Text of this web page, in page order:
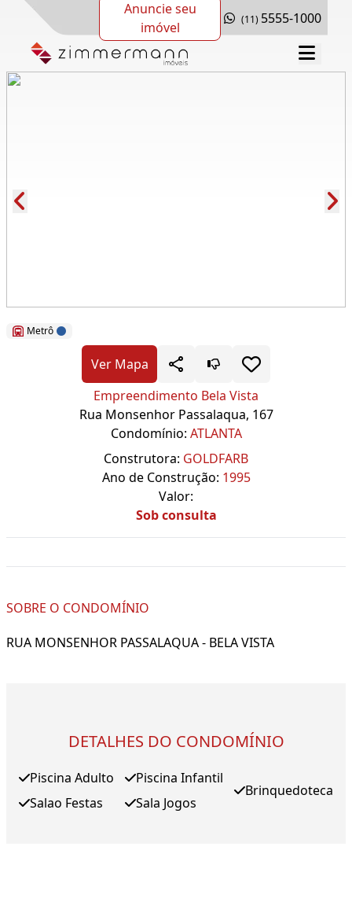
Anuncie seu
imóvel
(11) 5555-1000
Metrô
Ver Mapa
Empreendimento Bela Vista
Rua Monsenhor Passalaqua, 167
Condomínio: ATLANTA
Construtora: GOLDFARB
Ano de Construção: 1995
Valor:
Sob consulta
SOBRE O CONDOMÍNIO
RUA MONSENHOR PASSALAQUA - BELA VISTA
DETALHES DO CONDOMÍNIO
Piscina Adulto
Salao Festas
Piscina Infantil
Sala Jogos
Brinquedoteca